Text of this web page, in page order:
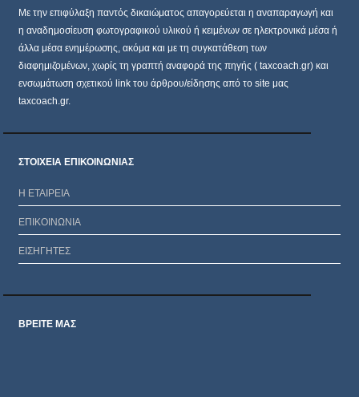
Mε την επιφύλαξη παντός δικαιώματος απαγορεύεται η αναπαραγωγή και
η αναδημοσίευση φωτογραφικού υλικού ή κειμένων σε ηλεκτρονικά μέσα ή
άλλα μέσα ενημέρωσης, ακόμα και με τη συγκατάθεση των
διαφημιζομένων, χωρίς τη γραπτή αναφορά της πηγής ( taxcoach.gr) και
ενσωμάτωση σχετικού link του άρθρου/είδησης από το site μας
taxcoach.gr.
ΣΤΟΙΧΕΙΑ ΕΠΙΚΟΙΝΩΝΙΑΣ
Η ΕΤΑΙΡΕΙΑ
ΕΠΙΚΟΙΝΩΝΙΑ
ΕΙΣΗΓΗΤΕΣ
ΒΡΕΙΤΕ ΜΑΣ